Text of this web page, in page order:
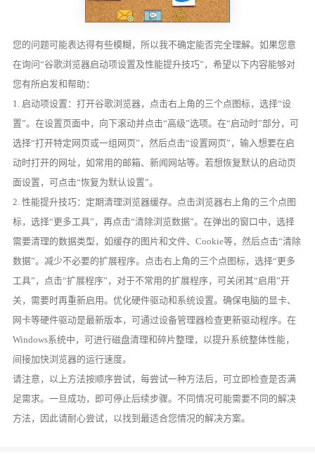
您的问题可能表达得有些模糊，所以我不确定能否完全理解。如果您意
在询问“谷歌浏览器启动项设置及性能提升技巧”，希望以下内容能够对
您有所启发和帮助：
1. 启动项设置：打开谷歌浏览器，点击右上角的三个点图标，选择“设
置”。在设置页面中，向下滚动并点击“高级”选项。在“启动时”部分，可
选择“打开特定网页或一组网页”，然后点击“设置网页”，输入想要在启
动时打开的网址，如常用的邮箱、新闻网站等。若想恢复默认的启动页
面设置，可点击“恢复为默认设置”。
2. 性能提升技巧：定期清理浏览器缓存。点击浏览器右上角的三个点图
标，选择“更多工具”，再点击“清除浏览数据”。在弹出的窗口中，选择
需要清理的数据类型，如缓存的图片和文件、Cookie等，然后点击“清除
数据”。减少不必要的扩展程序。点击右上角的三个点图标，选择“更多
工具”，点击“扩展程序”，对于不常用的扩展程序，可关闭其“启用”开
关，需要时再重新启用。优化硬件驱动和系统设置。确保电脑的显卡、
网卡等硬件驱动是最新版本，可通过设备管理器检查更新驱动程序。在
Windows系统中，可进行磁盘清理和碎片整理，以提升系统整体性能，
间接加快浏览器的运行速度。
请注意，以上方法按顺序尝试，每尝试一种方法后，可立即检查是否满
足需求。一旦成功，即可停止后续步骤。不同情况可能需要不同的解决
方法，因此请耐心尝试，以找到最适合您情况的解决方案。